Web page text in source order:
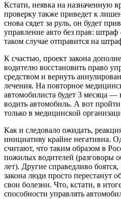
Кстати, неявка на назначенную
проверку также приведет к
снова сядет за руль, он будет
управление авто без прав:
таком случае отправится на
К счастью, проект закона
водителю восстановить право
средством и вернуть
лечения. На повторное
автомобилиста будет 3 месяца —
водить автомобиль. А вот
только в медицинской
Как и следовало ожидать,
инициативу крайне негативна.
считают, что таким образом в
пожилых водителей (разговоры
лет). Другие справедливо
закона люди просто перестанут
свои болезни. Что, кстати, в
способности управлять